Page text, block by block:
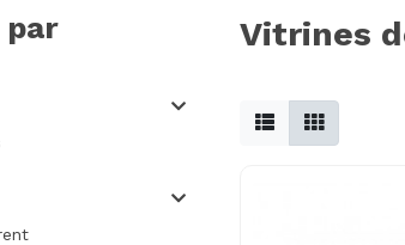
Vitrines